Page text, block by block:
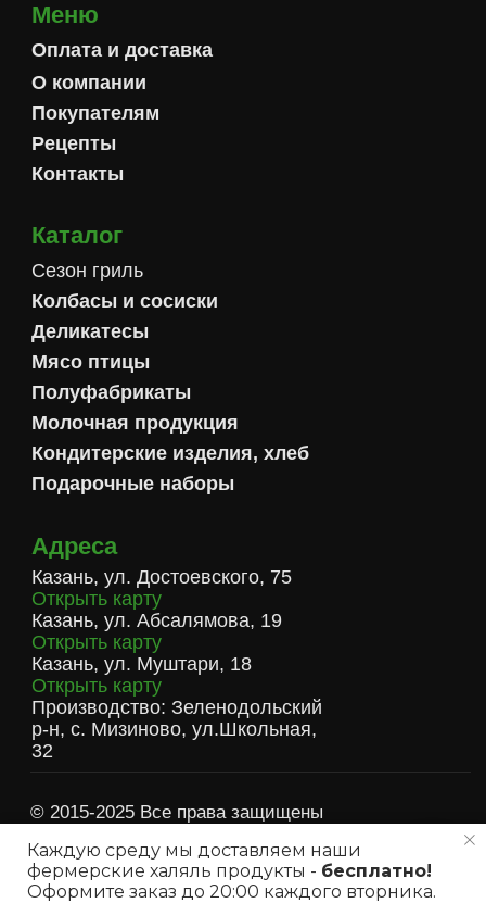
Каждую среду мы доставляем наши
фермерские халяль продукты - бесплатно!
Оформите заказ до 20:00 каждого вторника.
Мы на связи!